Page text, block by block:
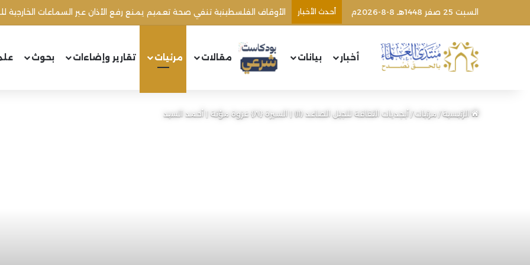
السبت 25 صفر 1448هـ 8-8-2026م أحدث الأخبار
أخبار بيانات مقالات مرئيات تقارير وإضاءات بحوث
الرئيسية/مرئيات/أبجديات الثقافة للجيل الصاعد (١١) | السيرة {٨} غزوة مؤتة | أحمد السيد